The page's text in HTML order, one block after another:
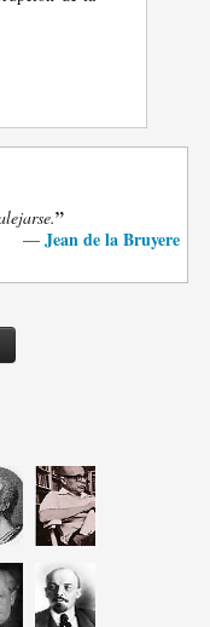
”
— Jean de la Bruyere